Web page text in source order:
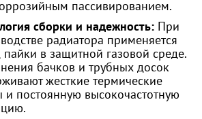
пассивированием.
сборки и надежность: При
радиатора применяется
пайки в защитной газовой среде.
бачков и трубных досок
жесткие термические
и постоянную высокочастотную